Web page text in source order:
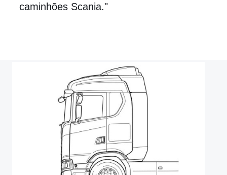
caminhões Scania."